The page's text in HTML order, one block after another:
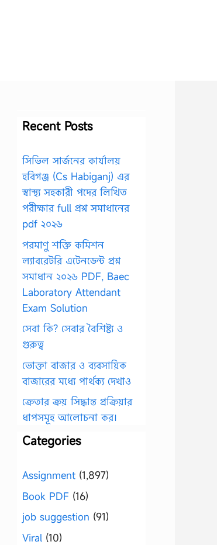
Recent Posts
সিভিল সার্জনের কার্যালয়
হবিগঞ্জ (Cs Habiganj) এর
স্বাস্থ্য সহকারী পদের লিখিত
পরীক্ষার full প্রশ্ন সমাধানের
pdf ২০২৬
পরমাণু শক্তি কমিশন
ল্যাবরেটরি এটেনডেন্ট প্রশ্ন
সমাধান ২০২৬ PDF, Baec
Laboratory Attendant
Exam Solution
সেবা কি? সেবার বৈশিষ্ট্য ও
গুরুত্ব
ভোক্তা বাজার ও ব্যবসায়িক
বাজারের মধ্যে পার্থক্য দেখাও
ক্রেতার ক্রয় সিদ্ধান্ত প্রক্রিয়ার
ধাপসমূহ আলোচনা কর।
Categories
Assignment (1,897)
Book PDF (16)
job suggestion (91)
Viral (10)